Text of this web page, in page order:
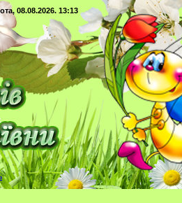
08.08.2026. 13:13